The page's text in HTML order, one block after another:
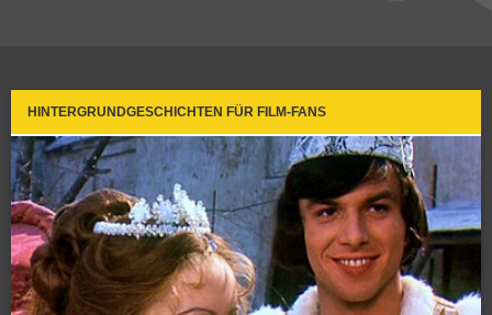
HINTERGRUNDGESCHICHTEN FÜR FILM-FANS